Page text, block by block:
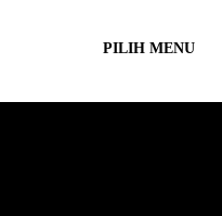
PILIH MENU